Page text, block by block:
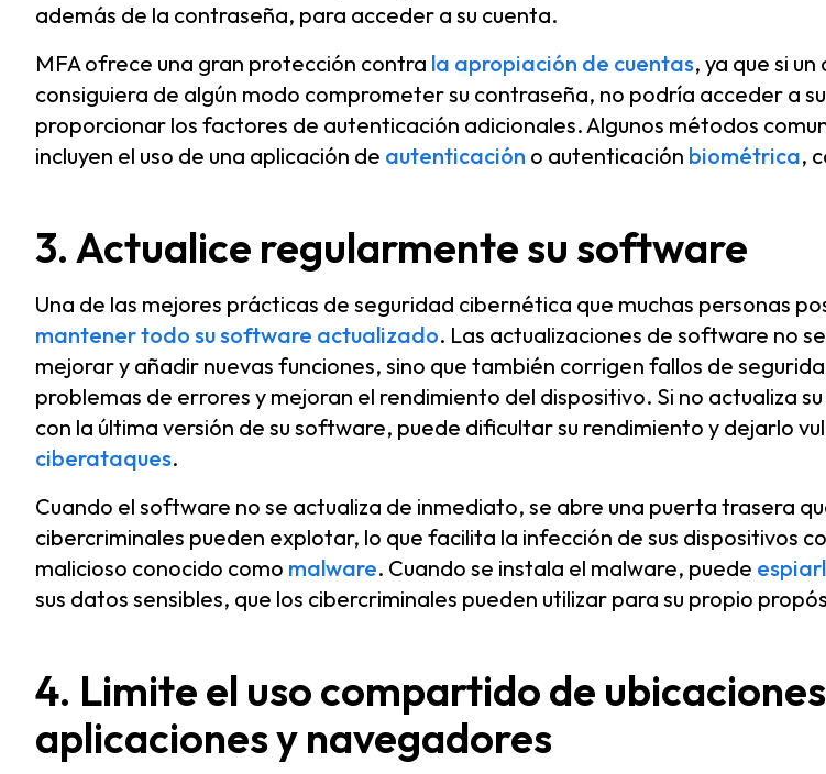
además de la contraseña, para acceder a su cuenta.
MFA ofrece una gran protección contra la apropiación de cuentas, ya que si
consiguiera de algún modo comprometer su contraseña, no podría acceder a
proporcionar los factores de autenticación adicionales. Algunos métodos
incluyen el uso de una aplicación de autenticación o autenticación biométrica,
3. Actualice regularmente su software
Una de las mejores prácticas de seguridad cibernética que muchas personas
mantener todo su software actualizado. Las actualizaciones de software no
mejorar y añadir nuevas funciones, sino que también corrigen fallos de
problemas de errores y mejoran el rendimiento del dispositivo. Si no actualiza
con la última versión de su software, puede dificultar su rendimiento y dejarlo
ciberataques.
Cuando el software no se actualiza de inmediato, se abre una puerta trasera
cibercriminales pueden explotar, lo que facilita la infección de sus dispositivos
malicioso conocido como malware. Cuando se instala el malware, puede
sus datos sensibles, que los cibercriminales pueden utilizar para su propio
4. Limite el uso compartido de
aplicaciones y navegadores